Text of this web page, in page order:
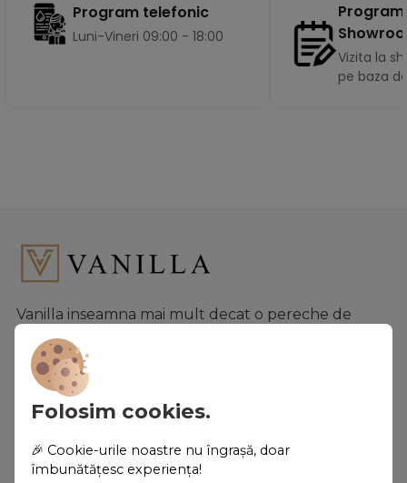
Folosim cookies.
🎉 Cookie-urile noastre nu îngrașă, doar
îmbunătățesc experiența!
Program telefonic
Luni-Vineri 09:00 - 18:00
Vizita la
pe baza
Vanilla inseamna mai mult decat o pereche de
pantofi, Vanilla este o traire pe care fiecare
femeie merita sa o simta
Despre noi
Despre noi